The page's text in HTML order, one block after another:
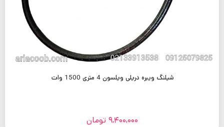
شیلنگ ویبره دریلی ویلسون 4 متری 1500 وات
9,400,000 تومان